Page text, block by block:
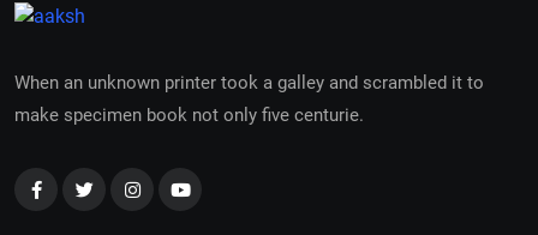
When an unknown printer took a galley and scrambled it to
make specimen book not only five centurie.